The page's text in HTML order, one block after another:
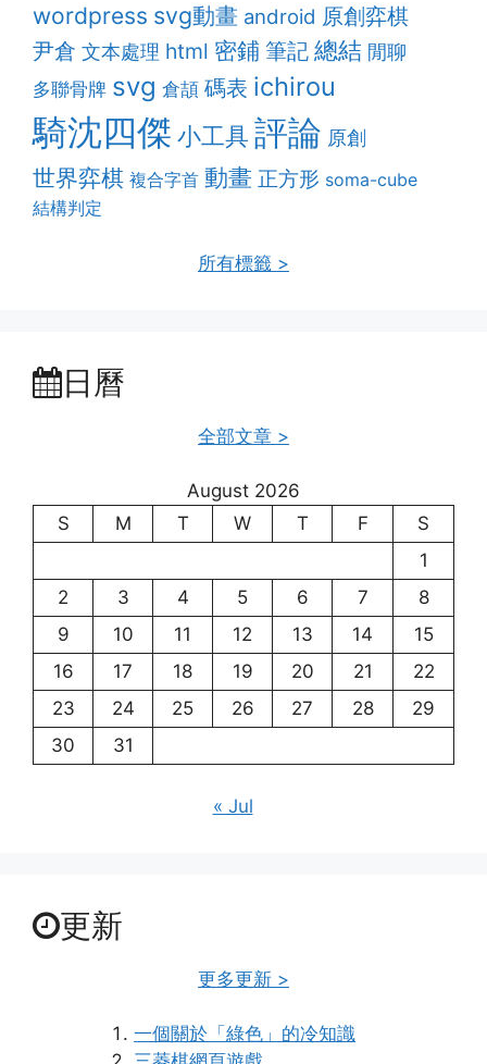
wordpress svg動畫 android 原創弈棋
尹倉 文本處理 html 密鋪 筆記 總結 閒聊
多聯骨牌 svg 倉頡 碼表 ichirou
騎沈四傑 小工具 評論 原創
世界弈棋 複合字首 動畫 正方形 soma-cube
結構判定
所有標籤 >
日曆
全部文章 >
August 2026
S
M T W T F
S
1
2
3 4 5 6 7
8
9
10 11 12 13 14
15
16
17 18 19 20 21
22
23
24 25 26 27 28
29
30
31
« Jul
更新
更多更新 >
一個關於「綠色」的冷知識